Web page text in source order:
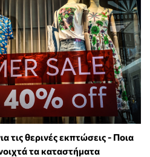
τις θερινές εκπτώσεις - Ποια
τα καταστήματα